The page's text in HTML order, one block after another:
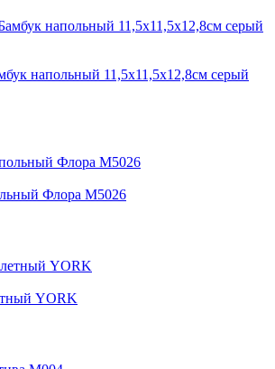
напольный 11,5х11,5х12,8см серый
Флора М5026
YORK